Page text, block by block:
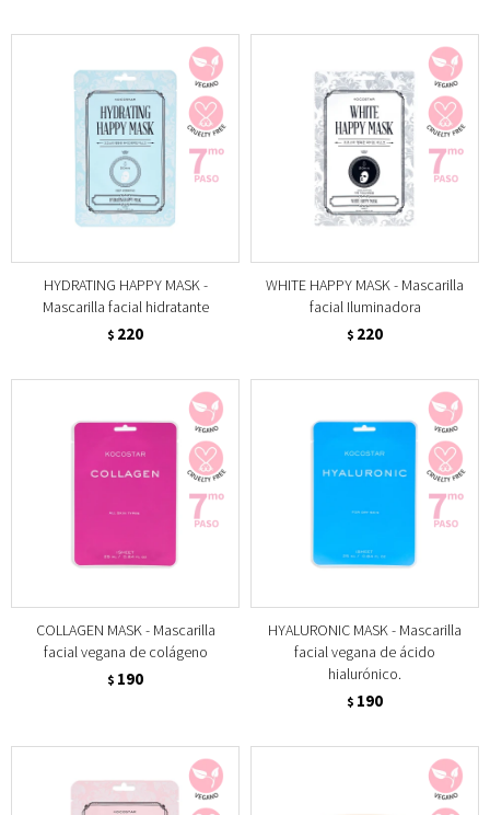
HYDRATING HAPPY MASK -
Mascarilla facial hidratante
$ 220
WHITE HAPPY MASK - Mascarilla
facial Iluminadora
$ 220
COLLAGEN MASK - Mascarilla
facial vegana de colágeno
$ 190
HYALURONIC MASK - Mascarilla
facial vegana de ácido
hialurónico.
$ 190